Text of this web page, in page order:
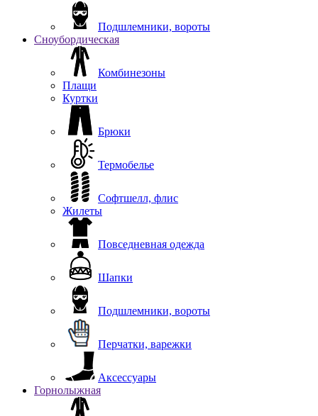
Подшлемники, вороты
Сноубордическая
Комбинезоны
Плащи
Куртки
Брюки
Термобелье
Софтшелл, флис
Жилеты
Повседневная одежда
Шапки
Подшлемники, вороты
Перчатки, варежки
Аксессуары
Горнолыжная